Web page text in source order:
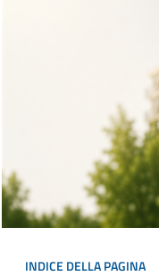
INDICE DELLA PAGINA